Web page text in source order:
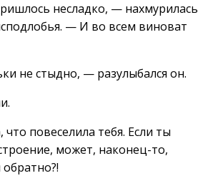
несладко, — нахмурилась
— И во всем виноват
не стыдно, — разулыбался он.
повеселила тебя. Если ты
может, наконец-то,